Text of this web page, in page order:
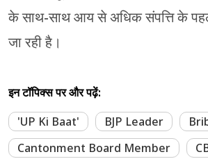
के साथ-साथ आय से अधिक संपत्ति के
जा रही है।
इन टॉपिक्स पर और पढ़ें:
'UP Ki Baat'
BJP Leader
Cantonment Board Member